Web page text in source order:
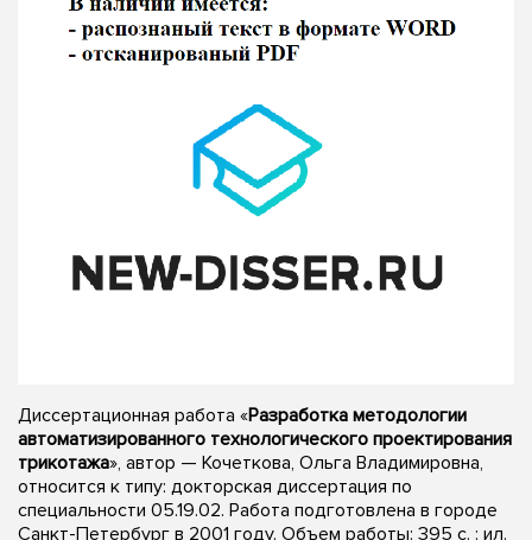
Диссертационная работа «Разработка методологии
автоматизированного технологического проектирования
трикотажа», автор — Кочеткова, Ольга Владимировна,
относится к типу: докторская диссертация по
специальности 05.19.02. Работа подготовлена в городе
Санкт-Петербург в 2001 году. Объем работы: 395 с. : ил.